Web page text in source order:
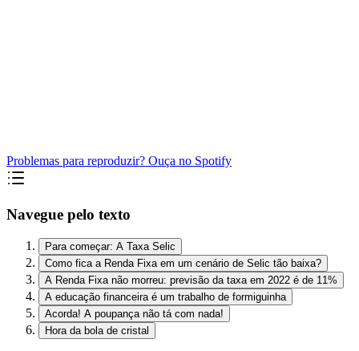
Problemas para reproduzir? Ouça no Spotify
Navegue pelo texto
Para começar: A Taxa Selic
Como fica a Renda Fixa em um cenário de Selic tão baixa?
A Renda Fixa não morreu: previsão da taxa em 2022 é de 11%
A educação financeira é um trabalho de formiguinha
Acorda! A poupança não tá com nada!
Hora da bola de cristal